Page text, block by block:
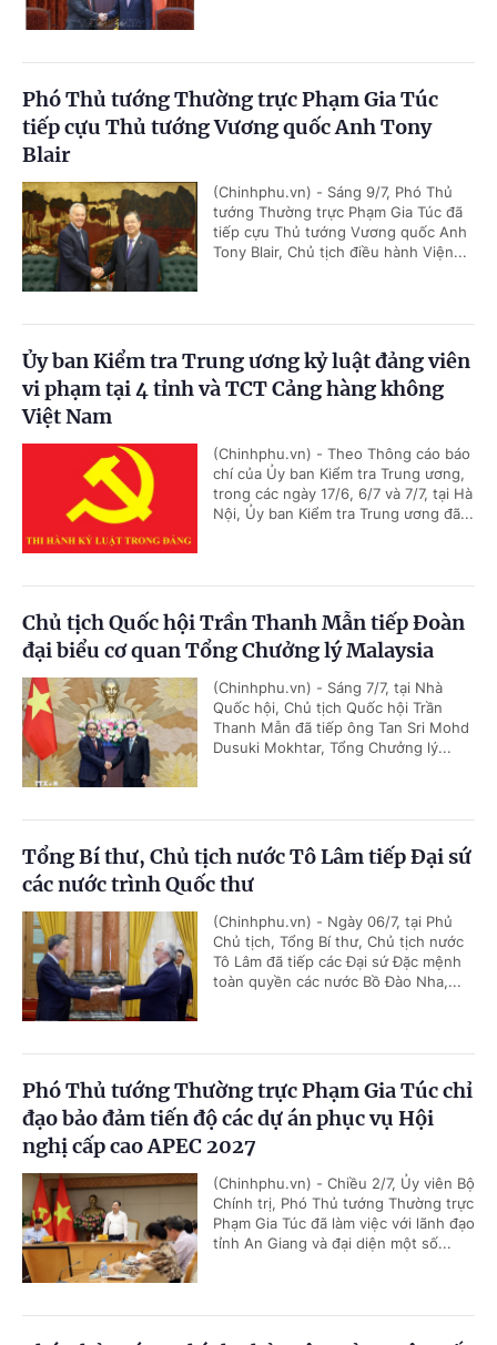
Phó Thủ tướng Thường trực Phạm Gia Túc
tiếp cựu Thủ tướng Vương quốc Anh Tony
Blair
(Chinhphu.vn) - Sáng 9/7, Phó Thủ
tướng Thường trực Phạm Gia Túc đã
tiếp cựu Thủ tướng Vương quốc Anh
Tony Blair, Chủ tịch điều hành Viện...
Ủy ban Kiểm tra Trung ương kỷ luật đảng viên
vi phạm tại 4 tỉnh và TCT Cảng hàng không
Việt Nam
(Chinhphu.vn) - Theo Thông cáo báo
chí của Ủy ban Kiểm tra Trung ương,
trong các ngày 17/6, 6/7 và 7/7, tại Hà
Nội, Ủy ban Kiểm tra Trung ương đã...
Chủ tịch Quốc hội Trần Thanh Mẫn tiếp Đoàn
đại biểu cơ quan Tổng Chưởng lý Malaysia
(Chinhphu.vn) - Sáng 7/7, tại Nhà
Quốc hội, Chủ tịch Quốc hội Trần
Thanh Mẫn đã tiếp ông Tan Sri Mohd
Dusuki Mokhtar, Tổng Chưởng lý...
Tổng Bí thư, Chủ tịch nước Tô Lâm tiếp Đại sứ
các nước trình Quốc thư
(Chinhphu.vn) - Ngày 06/7, tại Phủ
Chủ tịch, Tổng Bí thư, Chủ tịch nước
Tô Lâm đã tiếp các Đại sứ Đặc mệnh
toàn quyền các nước Bồ Đào Nha,...
Phó Thủ tướng Thường trực Phạm Gia Túc chỉ
đạo bảo đảm tiến độ các dự án phục vụ Hội
nghị cấp cao APEC 2027
(Chinhphu.vn) - Chiều 2/7, Ủy viên Bộ
Chính trị, Phó Thủ tướng Thường trực
Phạm Gia Túc đã làm việc với lãnh đạo
tỉnh An Giang và đại diện một số...